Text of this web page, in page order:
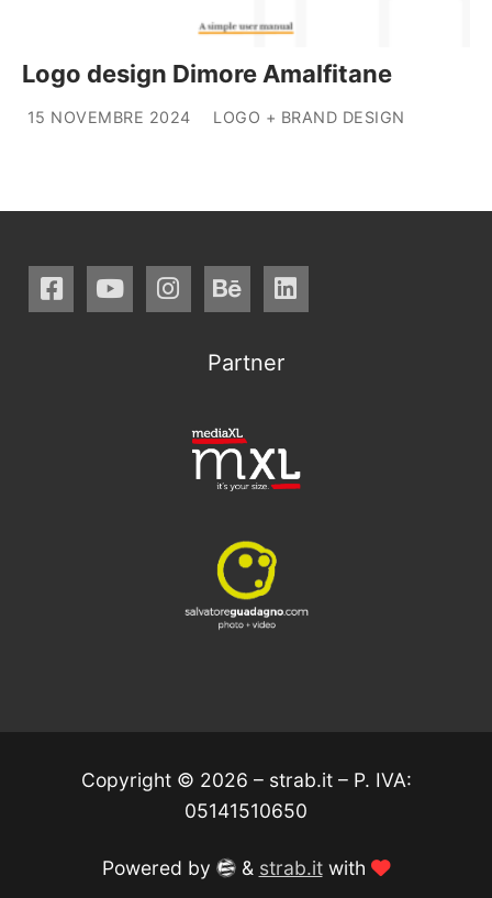
Logo design Dimore Amalfitane
15 NOVEMBRE 2024 LOGO + BRAND DESIGN
Partner
Copyright © 2026 – strab.it – P. IVA:
05141510650
Powered by WordPress
& strab.itwith Love